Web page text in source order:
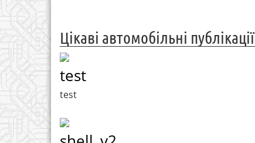
Цікаві автомобільні публікації
test
test